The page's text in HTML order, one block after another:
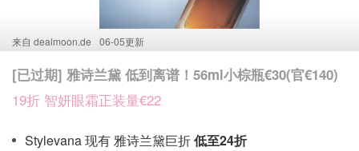
来自 dealmoon.de 06-05更新
[已过期] 雅诗兰黛 低到离谱！56ml小棕瓶€30(官€140)
19折 智妍眼霜正装量€22
Stylevana 现有 雅诗兰黛巨折低至24折